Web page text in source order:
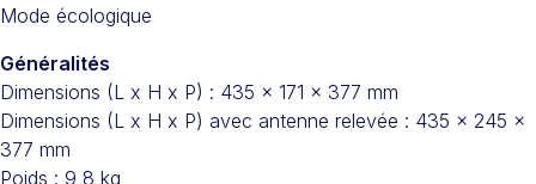
Mode écologique
Généralités
Dimensions (L x H x P) : 435 x 171 x 377 mm
Dimensions (L x H x P) avec antenne relevée : 435 x 245 x
377 mm
Poids : 9,8 kg